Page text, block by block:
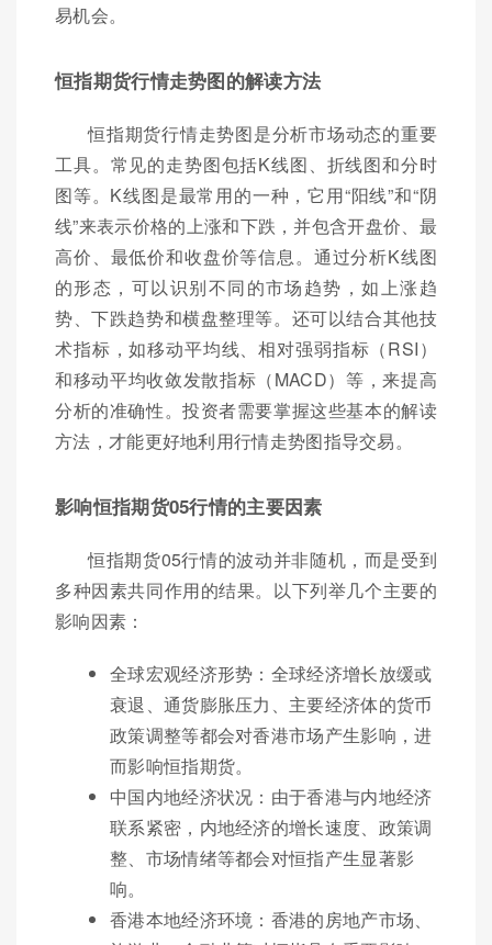
易机会。
恒指期货行情走势图的解读方法
恒指期货行情走势图是分析市场动态的重要
工具。常见的走势图包括K线图、折线图和分时
图等。K线图是最常用的一种，它用“阳线”和“阴
线”来表示价格的上涨和下跌，并包含开盘价、最
高价、最低价和收盘价等信息。通过分析K线图
的形态，可以识别不同的市场趋势，如上涨趋
势、下跌趋势和横盘整理等。还可以结合其他技
术指标，如移动平均线、相对强弱指标（RSI）
和移动平均收敛发散指标（MACD）等，来提高
分析的准确性。投资者需要掌握这些基本的解读
方法，才能更好地利用行情走势图指导交易。
影响恒指期货05行情的主要因素
恒指期货05行情的波动并非随机，而是受到
多种因素共同作用的结果。以下列举几个主要的
影响因素：
全球宏观经济形势：全球经济增长放缓或
衰退、通货膨胀压力、主要经济体的货币
政策调整等都会对香港市场产生影响，进
而影响恒指期货。
中国内地经济状况：由于香港与内地经济
联系紧密，内地经济的增长速度、政策调
整、市场情绪等都会对恒指产生显著影
响。
香港本地经济环境：香港的房地产市场、